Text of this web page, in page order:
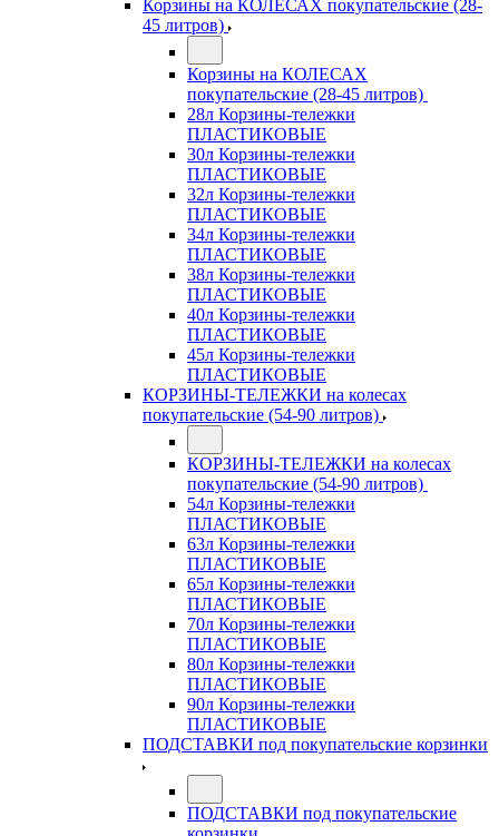
Корзины на КОЛЕСАХ покупательские (28-
45 литров)
Корзины на КОЛЕСАХ
покупательские (28-45 литров)
28л Корзины-тележки
ПЛАСТИКОВЫЕ
30л Корзины-тележки
ПЛАСТИКОВЫЕ
32л Корзины-тележки
ПЛАСТИКОВЫЕ
34л Корзины-тележки
ПЛАСТИКОВЫЕ
38л Корзины-тележки
ПЛАСТИКОВЫЕ
40л Корзины-тележки
ПЛАСТИКОВЫЕ
45л Корзины-тележки
ПЛАСТИКОВЫЕ
КОРЗИНЫ-ТЕЛЕЖКИ на колесах
покупательские (54-90 литров)
КОРЗИНЫ-ТЕЛЕЖКИ на колесах
покупательские (54-90 литров)
54л Корзины-тележки
ПЛАСТИКОВЫЕ
63л Корзины-тележки
ПЛАСТИКОВЫЕ
65л Корзины-тележки
ПЛАСТИКОВЫЕ
70л Корзины-тележки
ПЛАСТИКОВЫЕ
80л Корзины-тележки
ПЛАСТИКОВЫЕ
90л Корзины-тележки
ПЛАСТИКОВЫЕ
ПОДСТАВКИ под покупательские корзинки
ПОДСТАВКИ под покупательские